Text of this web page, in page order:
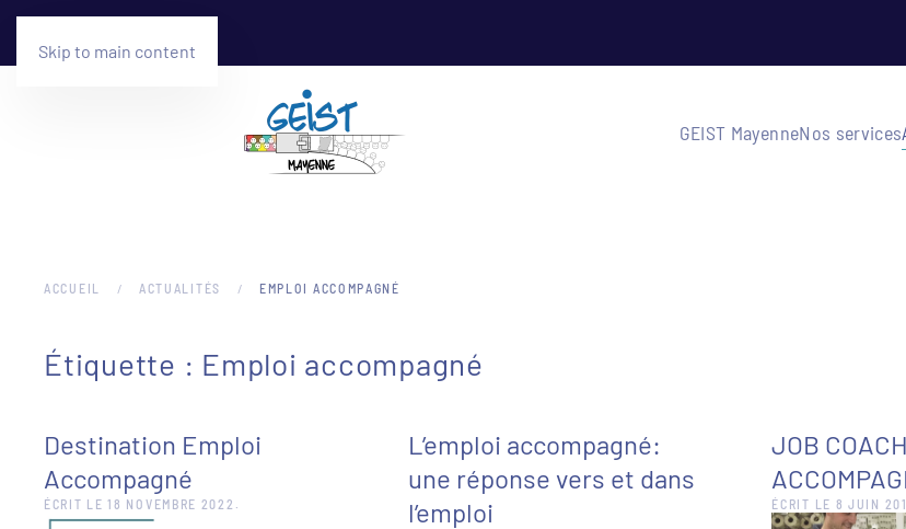
Skip to main content
GEIST MayenneNos services
ACCUEIL ACTUALITÉS EMPLOI ACCOMPAGNÉ
Étiquette : Emploi accompagné
Destination Emploi
Accompagné
ÉCRIT LE18 NOVEMBRE 2022 .
L’emploi accompagné:
une réponse vers et dans
l’emploi
JOB
ÉCRIT LE 8 JUIN